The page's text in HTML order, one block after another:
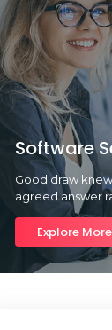
Software
Good draw
agreed answer
Explore More